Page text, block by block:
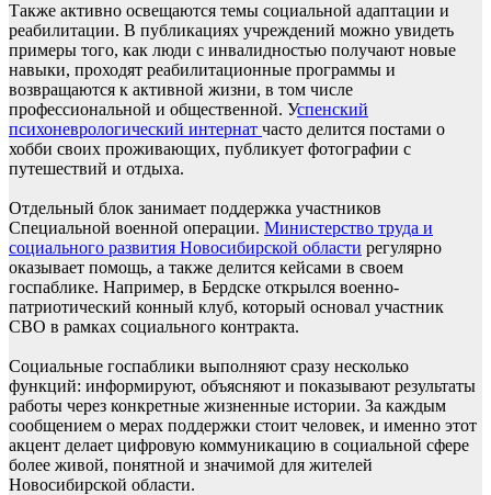
Также активно освещаются темы социальной адаптации и
реабилитации. В публикациях учреждений можно увидеть
примеры того, как люди с инвалидностью получают новые
навыки, проходят реабилитационные программы и
возвращаются к активной жизни, в том числе
профессиональной и общественной. Успенский
психоневрологический интернат часто делится постами о
хобби своих проживающих, публикует фотографии с
путешествий и отдыха.
Отдельный блок занимает поддержка участников
Специальной военной операции. Министерство труда и
социального развития Новосибирской области регулярно
оказывает помощь, а также делится кейсами в своем
госпаблике. Например, в Бердске открылся военно-
патриотический конный клуб, который основал участник
СВО в рамках социального контракта.
Социальные госпаблики выполняют сразу несколько
функций: информируют, объясняют и показывают результаты
работы через конкретные жизненные истории. За каждым
сообщением о мерах поддержки стоит человек, и именно этот
акцент делает цифровую коммуникацию в социальной сфере
более живой, понятной и значимой для жителей
Новосибирской области.